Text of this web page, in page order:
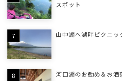
スポット
山中湖へ湖畔ピクニッ
河口湖のお勧め＆お